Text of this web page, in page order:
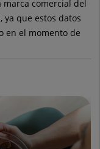
comercial del
ya que estos datos
en el momento de